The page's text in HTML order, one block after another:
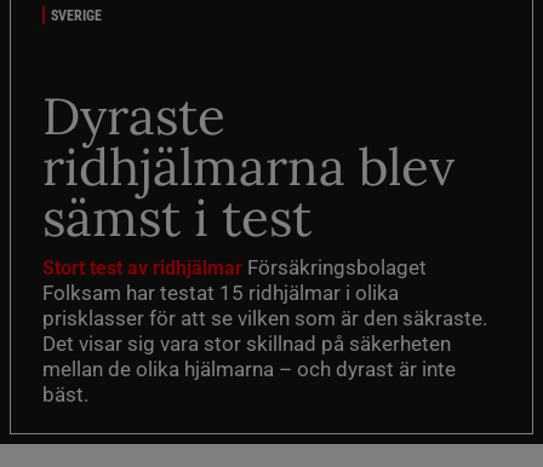
SVERIGE
Dyraste
ridhjälmarna blev
sämst i test
Stort test av ridhjälmar Försäkringsbolaget
Folksam har testat 15 ridhjälmar i olika
prisklasser för att se vilken som är den säkraste.
Det visar sig vara stor skillnad på säkerheten
mellan de olika hjälmarna – och dyrast är inte
bäst.